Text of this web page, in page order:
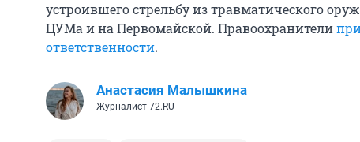
устроившего стрельбу из травматического
ЦУМа и на Первомайской. Правоохранители
ответственности.
Анастасия Малышкина
Журналист 72.RU